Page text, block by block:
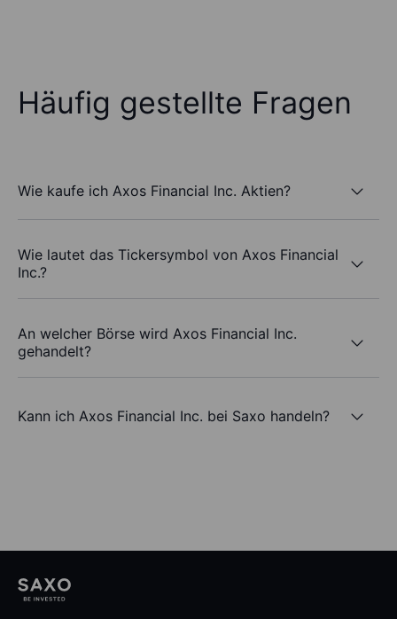
Häufig gestellte Fragen
Wie kaufe ich Axos Financial Inc. Aktien?
Wie lautet das Tickersymbol von Axos Financial
Inc.?
An welcher Börse wird Axos Financial Inc.
gehandelt?
Kann ich Axos Financial Inc. bei Saxo handeln?